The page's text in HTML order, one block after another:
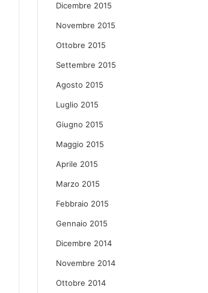
Dicembre 2015
Novembre 2015
Ottobre 2015
Settembre 2015
Agosto 2015
Luglio 2015
Giugno 2015
Maggio 2015
Aprile 2015
Marzo 2015
Febbraio 2015
Gennaio 2015
Dicembre 2014
Novembre 2014
Ottobre 2014